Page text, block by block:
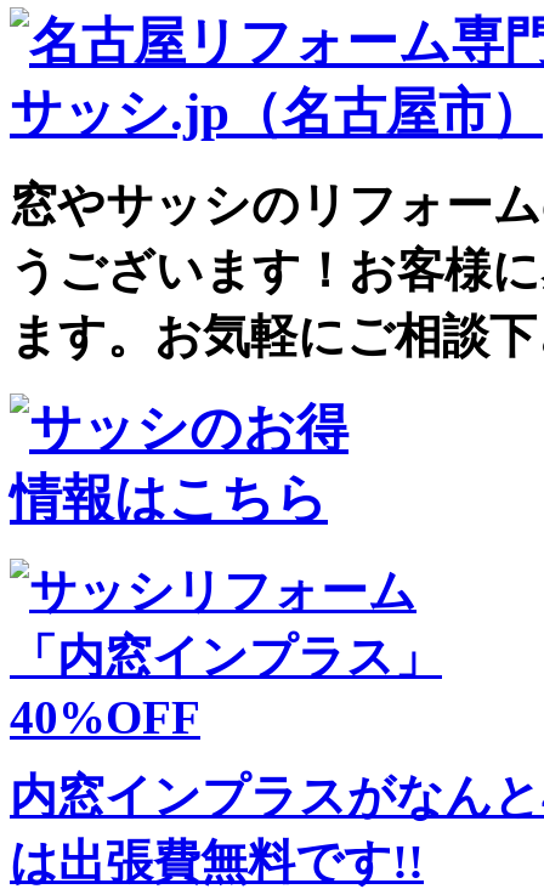
窓やサッシのリフォー
うございます！お客様
ます。お気軽にご相談
内窓インプラスがなん
は出張費無料です!!